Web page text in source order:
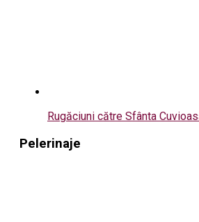
Rugăciuni către Sfânta
Pelerinaje